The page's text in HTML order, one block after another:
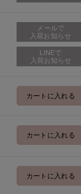
メールで
入荷お知らせ
カートに入れる
カートに入れる
カートに入れる